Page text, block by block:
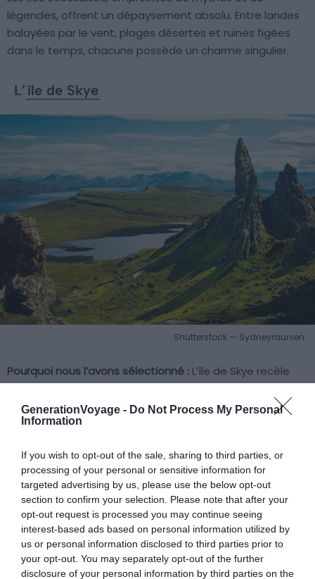
GenerationVoyage - Do Not Process My Personal
Information
If you wish to opt-out of the sale, sharing to third parties, or
processing of your personal or sensitive information for
targeted advertising by us, please use the below opt-out
section to confirm your selection. Please note that after your
opt-out request is processed you may continue seeing
interest-based ads based on personal information utilized by
us or personal information disclosed to third parties prior to
your opt-out. You may separately opt-out of the further
disclosure of your personal information by third parties on the
légendes, offrent un dépaysement absolu. Entre landes
balayées par le vent, plages désertes et ruines figées
dans le temps, chacune possède un charme singulier.
L’île de Skye
Shutterstock — Sydneyraunien
Pourquoi nous l’avons sélectionné : L’île de Skye recèle
des paysages spectaculaires, dont le célèbre Old Man of
Storr.
îles du Royaume-Uni sans mentionner Skye. Plus grande
des Hébrides intérieures, elle est reliée au continent par
un pont. Portree est un bon point de départ pour
explorer la péninsule de Trotternish. De Fairy Glen au
Cuillin Ridge, les randonnées sont splendides. Le clou du
spectacle ? Le Old Man of Storr. Ça grimpe, mais la vue
au sommet vaut l’effort !